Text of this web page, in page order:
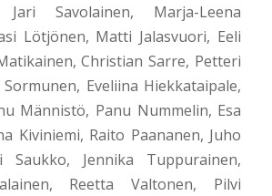
Savolainen, Marja-Leena
Lötjönen, Matti Jalasvuori, Eeli
Christian Sarre, Petteri
Eveliina Hiekkataipale,
Männistö, Panu Nummelin, Esa
Kiviniemi, Raito Paananen, Juho
Saukko, Jennika Tuppurainen,
Reetta Valtonen, Pilvi